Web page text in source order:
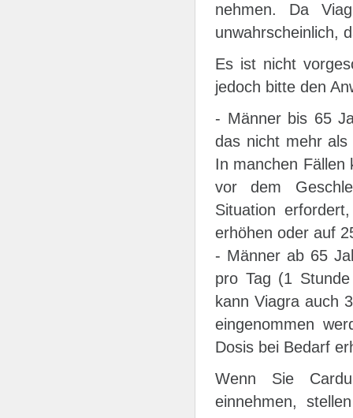
nehmen. Da
unwahrscheinlich,
Es ist nicht
jedoch bitte den
- Männer bis 65
das nicht mehr
In manchen Fällen
vor dem
Situation
erhöhen oder auf
- Männer ab 65
pro Tag (1
kann Viagra auch
eingenommen
Dosis bei Bedarf
Wenn Sie
einnehmen,